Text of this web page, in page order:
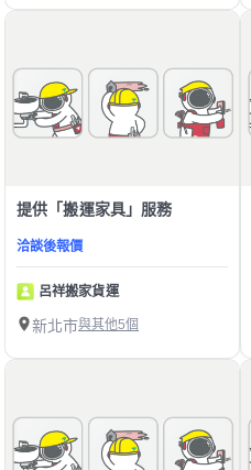
提供「搬運家具」服務
洽談後報價
呂祥搬家貨運
新北市與其他5個